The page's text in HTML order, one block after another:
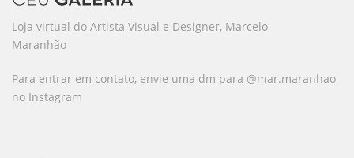
Loja virtual do Artista Visual e Designer, Marcelo
Maranhão
Para entrar em contato, envie uma dm para @mar.maranhao
no Instagram